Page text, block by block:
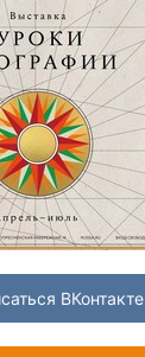
ВКонтакте